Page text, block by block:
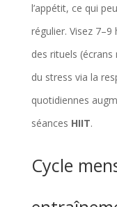
l’appétit, ce qui
régulier. Visez
des rituels
du stress via la
quotidiennes
séances HIIT.
Cycle